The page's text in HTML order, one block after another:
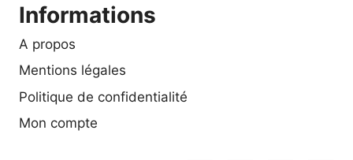
Informations
A propos
Mentions légales
Politique de confidentialité
Mon compte